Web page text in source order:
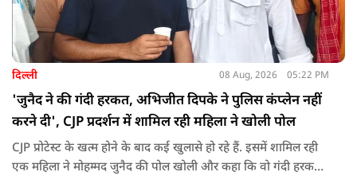
दिल्ली 08 Aug, 2026 05:22 PM
'जुनैद ने की गंदी हरकत, अभिजीत दिपके ने पुलिस कंप्लेन नहीं
करने दी', CJP प्रदर्शन में शामिल रही महिला ने खोली पोल
CJP प्रोटेस्ट के खत्म होने के बाद कई खुलासे हो रहे हैं. इसमें शामिल रही
एक महिला ने मोहम्मद जुनैद की पोल खोली और कहा कि वो गंदी हरकतें